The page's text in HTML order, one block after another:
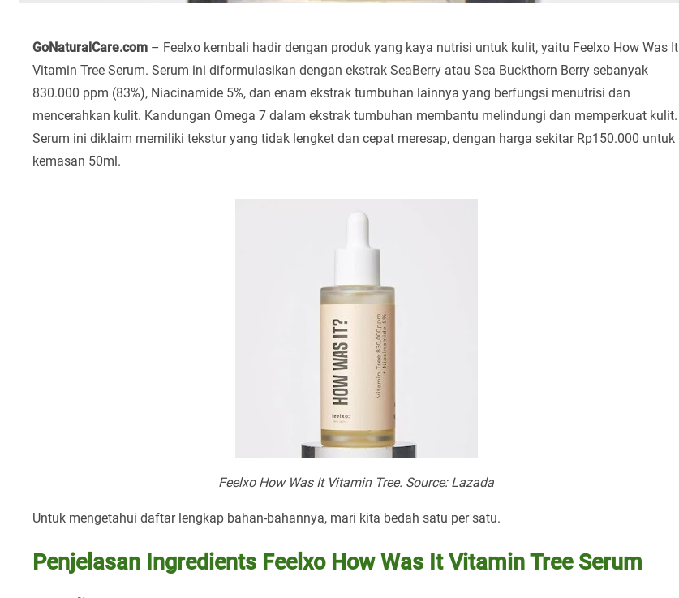
GoNaturalCare.com – Feelxo kembali hadir dengan produk yang kaya nutrisi untuk kulit, yaitu Feelxo How Was It
Vitamin Tree Serum. Serum ini diformulasikan dengan ekstrak SeaBerry atau Sea Buckthorn Berry sebanyak
830.000 ppm (83%), Niacinamide 5%, dan enam ekstrak tumbuhan lainnya yang berfungsi menutrisi dan
mencerahkan kulit. Kandungan Omega 7 dalam ekstrak tumbuhan membantu melindungi dan memperkuat kulit.
Serum ini diklaim memiliki tekstur yang tidak lengket dan cepat meresap, dengan harga sekitar Rp150.000 untuk
kemasan 50ml.
Feelxo How Was It Vitamin Tree. Source: Lazada
Untuk mengetahui daftar lengkap bahan-bahannya, mari kita bedah satu per satu.
Penjelasan Ingredients Feelxo How Was It Vitamin Tree Serum